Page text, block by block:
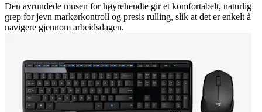
Den avrundede musen for høyrehendte gir et komfortabelt, naturlig
grep for jevn markørkontroll og presis rulling, slik at det er enkelt å
navigere gjennom arbeidsdagen.